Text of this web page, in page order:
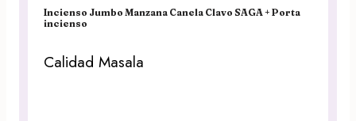
Incienso Jumbo Manzana Canela Clavo SAGA + Porta
incienso
Calidad Masala